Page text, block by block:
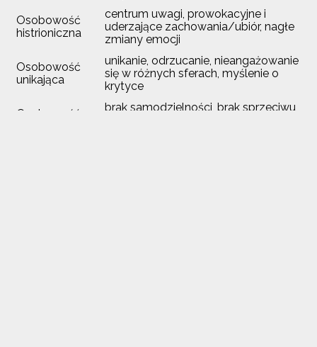
Osobowość
histrioniczna
centrum uwagi, prowokacyjne i
uderzające zachowania/ubiór, nagłe
zmiany emocji
Osobowość
unikająca
unikanie, odrzucanie, nieangażowanie
się w różnych sferach, myślenie o
krytyce
Osobowość
brak samodzielności, brak sprzeciwu,